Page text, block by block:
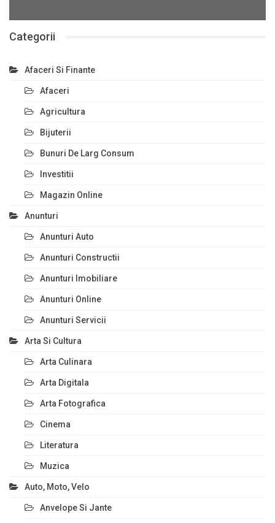
Categorii
Afaceri Si Finante
Afaceri
Agricultura
Bijuterii
Bunuri De Larg Consum
Investitii
Magazin Online
Anunturi
Anunturi Auto
Anunturi Constructii
Anunturi Imobiliare
Anunturi Online
Anunturi Servicii
Arta Si Cultura
Arta Culinara
Arta Digitala
Arta Fotografica
Cinema
Literatura
Muzica
Auto, Moto, Velo
Anvelope Si Jante